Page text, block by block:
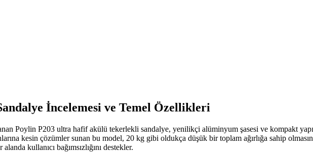
İncelemesi ve Temel Özellikleri
Poylin P203 ultra hafif akülü tekerlekli sandalye, yenilikçi alüminyum şasesi ve kompakt
kesin çözümler sunan bu model, 20 kg gibi oldukça düşük bir toplam ağırlığa sahip
kullanıcı bağımsızlığını destekler.